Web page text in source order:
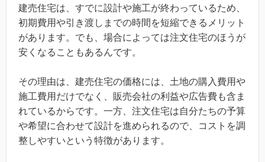
建売住宅は、すでに設計や施工が終わっているため、
初期費用や引き渡しまでの時間を短縮できるメリット
があります。でも、場合によっては注文住宅のほうが
安くなることもあるんです。
その理由は、建売住宅の価格には、土地の購入費用や
施工費用だけでなく、販売会社の利益や広告費も含ま
れているからです。一方、注文住宅は自分たちの予算
や希望に合わせて設計を進められるので、コストを調
整しやすいという特徴があります。